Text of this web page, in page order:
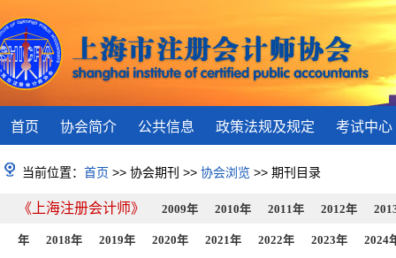
首页 协会简介 公共信息 政策法规及规定 考试中心
当前位置： 首页 >> 协会期刊 >> 协会浏览 >> 期刊目录
《上海注册会计师》 2009年 2010年 2011年 2012年
年 2018年 2019年 2020年 2021年 2022年 2023年 2024